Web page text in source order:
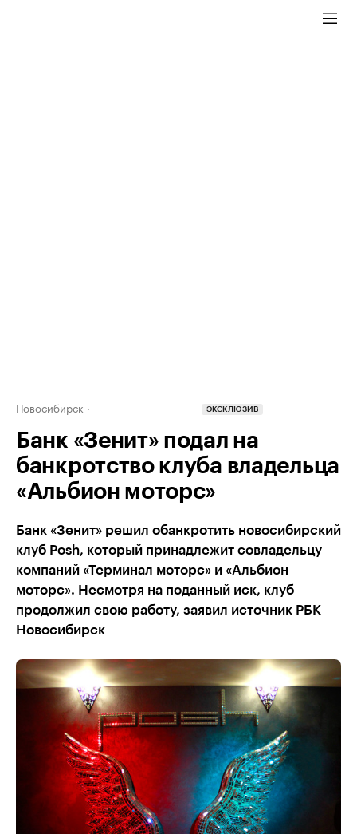
Новосибирск ЭКСКЛЮЗИВ
Банк «Зенит» подал на
банкротство клуба владельца
«Альбион моторс»
Банк «Зенит» решил обанкротить новосибирский
клуб Posh, который принадлежит совладельцу
компаний «Терминал моторс» и «Альбион
моторс». Несмотря на поданный иск, клуб
продолжил свою работу, заявил источник РБК
Новосибирск